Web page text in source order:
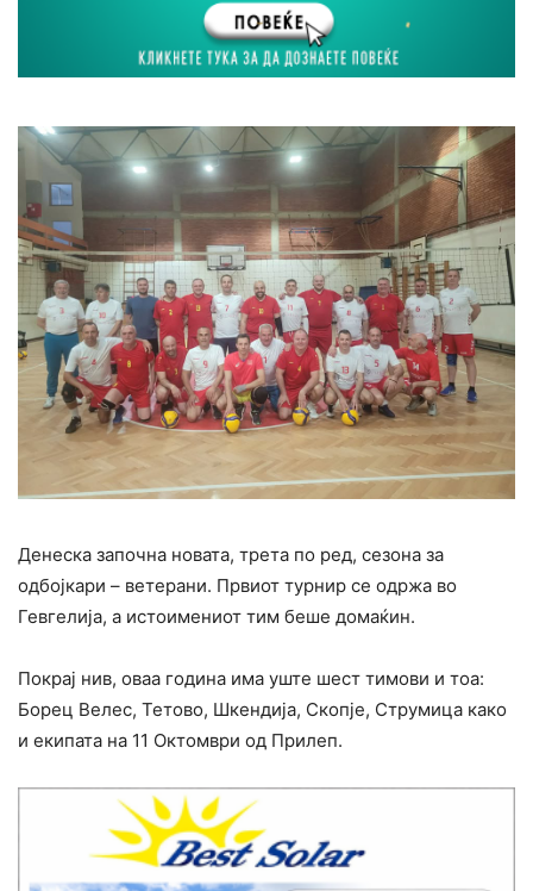
Денеска започна новата, трета по ред, сезона за
одбојкари – ветерани. Првиот турнир се одржа во
Гевгелија, а истоимениот тим беше домаќин.
Покрај нив, оваа година има уште шест тимови и тоа:
Борец Велес, Тетово, Шкендија, Скопје, Струмица како
и екипата на 11 Октомври од Прилеп.